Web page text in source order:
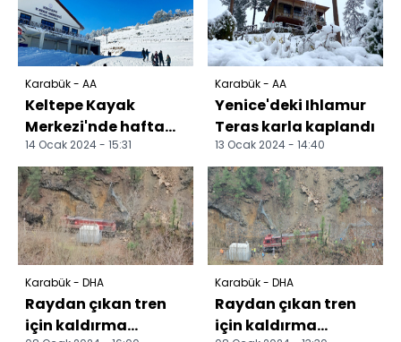
Karabük - AA
Keltepe Kayak
Merkezi'nde hafta
sonu yoğunluğu
14 Ocak 2024 - 15:31
Karabük - AA
Yenice'deki Ihlamur
Teras karla kaplandı
13 Ocak 2024 - 14:40
Karabük - DHA
Raydan çıkan tren
için kaldırma
Karabük - DHA
Raydan çıkan tren
için kaldırma